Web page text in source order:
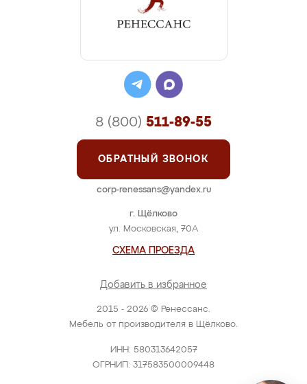
2015 - 2026 © Ренессанс.
Мебель от производителя в Щёлково.
ИНН: 580313642057
ОГРНИП: 317583500009448
г. Щёлково
ул. Московская, 70А
СХЕМА ПРОЕЗДА
Добавить в избранное
8 (800) 511-89-55
ОБРАТНЫЙ ЗВОНОК
corp-renessans@yandex.ru